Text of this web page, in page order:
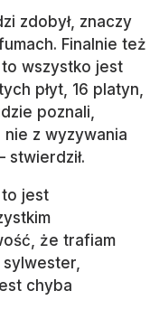
zdobył, znaczy
Finalnie też
wszystko jest
płyt, 16 platyn,
poznali,
z wyzywania
stwierdził.
to jest
że trafiam
chyba